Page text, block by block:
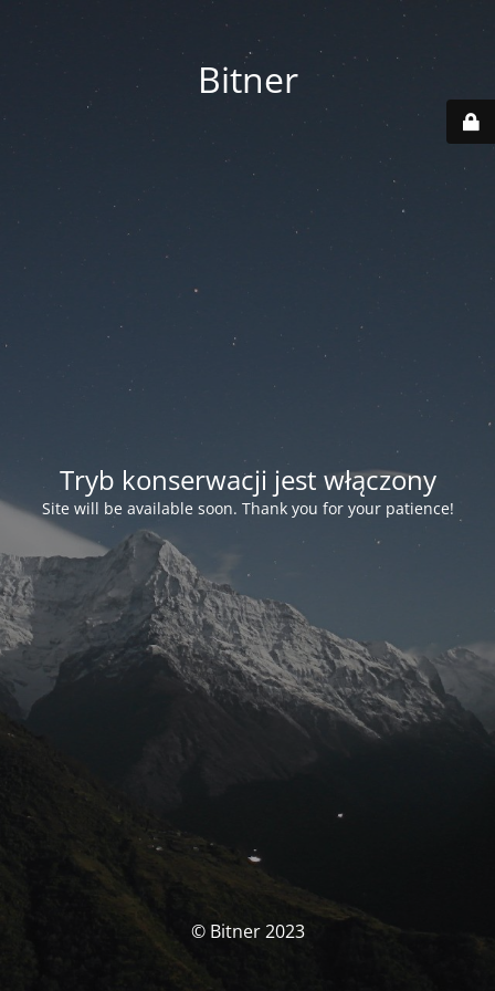
Bitner
Tryb konserwacji jest włączony
Site will be available soon. Thank you for your patience!
© Bitner 2023